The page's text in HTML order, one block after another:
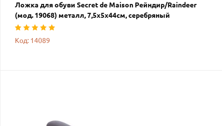
Ложка для обуви Secret de Maison Рейндир/Raindeer
(мод. 19068) металл, 7,5х5х44см, серебряный
Код: 14089